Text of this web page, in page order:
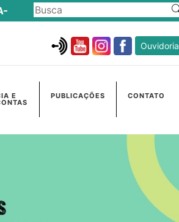
Ouvidoria
E PUBLICAÇÕES CONTATO